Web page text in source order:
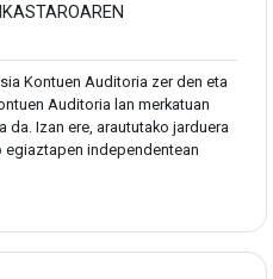
Kontuen Auditoria zer den eta
Auditoria lan merkatuan
Izan ere, araututako jarduera
independentean